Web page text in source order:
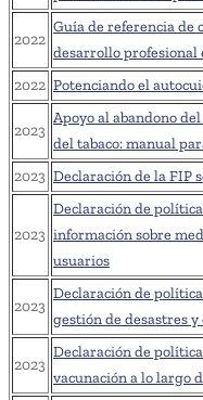
2022
Guía de referencia de
desarrollo profesional
2022 Potenciando el
2023
Apoyo al abandono
del tabaco: manual
2023 Declaración de la FIP
2023
Declaración de
información sobre
usuarios
2023
Declaración de
gestión de desastres
2023
Declaración de
vacunación a lo largo